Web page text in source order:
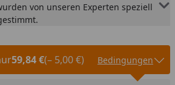
von unseren Experten speziell
59,84 €(– 5,00 €) Bedingungen